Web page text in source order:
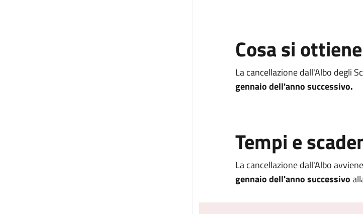
Cosa si ottiene
La cancellazione dall'Albo degli
gennaio dell'anno successivo.
Tempi e
La cancellazione dall'Albo
gennaio dell'anno successivo